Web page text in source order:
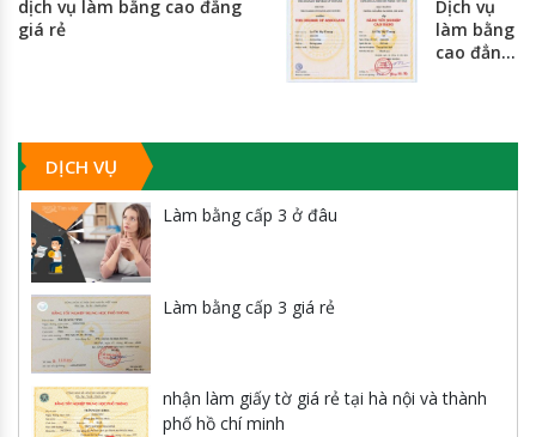
phố hồ
dịch vụ làm bằng cao đẳng
giá rẻ
Dịch vụ
làm bằng
cao đẳng
quốc
DỊCH VỤ
Làm bằng cấp 3 ở đâu
Làm bằng cấp 3 giá rẻ
nhận làm giấy tờ giá rẻ tại hà nội và thành
phố hồ chí minh